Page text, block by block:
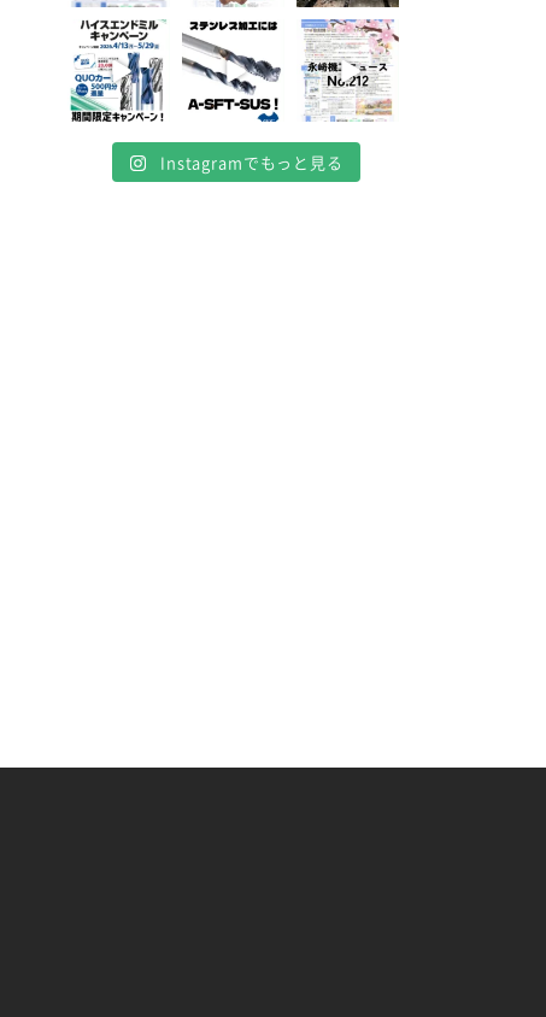
4月 16
10
0
4月 13
7
4月 8
5 0
Instagramでもっと見る